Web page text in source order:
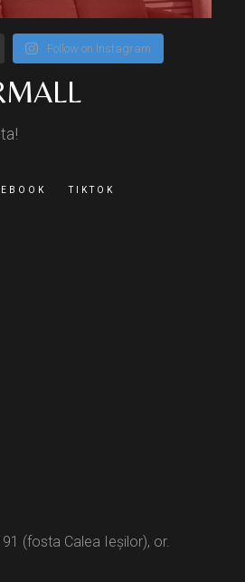
Follow on Instagram
TIKTOK
(fosta Calea Ieșilor), or.